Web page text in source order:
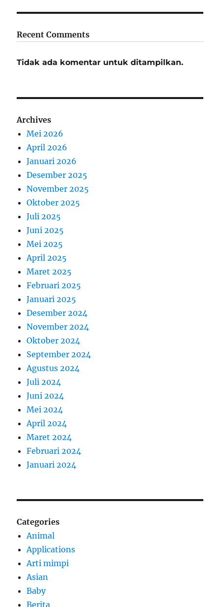
Recent Comments
Tidak ada komentar untuk ditampilkan.
Archives
Mei 2026
April 2026
Januari 2026
Desember 2025
November 2025
Oktober 2025
Juli 2025
Juni 2025
Mei 2025
April 2025
Maret 2025
Februari 2025
Januari 2025
Desember 2024
November 2024
Oktober 2024
September 2024
Agustus 2024
Juli 2024
Juni 2024
Mei 2024
April 2024
Maret 2024
Februari 2024
Januari 2024
Categories
Animal
Applications
Arti mimpi
Asian
Baby
Berita